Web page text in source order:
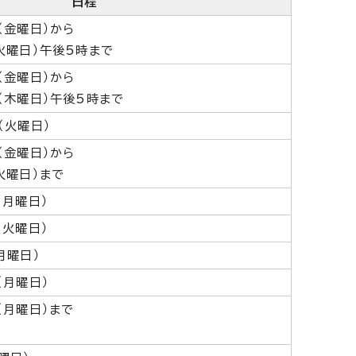
曜日）から
日）午後5時まで
曜日）から
曜日）午後5時まで
曜日）
曜日）から
日）まで
曜日）
曜日）
日）
曜日）
曜日）まで